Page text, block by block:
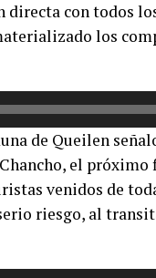
directa con todos
los
de Queilen
el próximo
venidos de
riesgo, al